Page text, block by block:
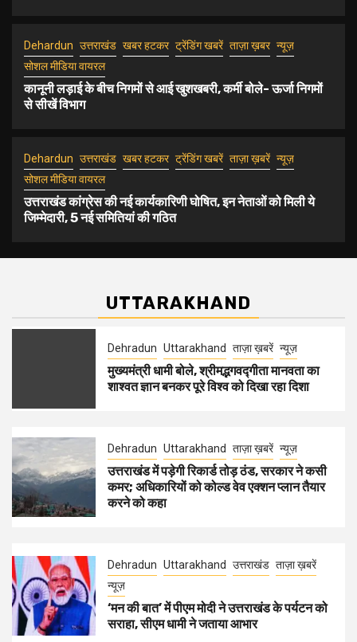
Dehardun उत्तराखंड खबर हटकर ट्रेंडिंग खबरें ताज़ा ख़बर न्यूज़
सोशल मीडिया वायरल
कानूनी लड़ाई के बीच निगमों से आई खुशखबरी, कर्मी बोले- ऊर्जा निगमों
से सीखें विभाग
Dehardun उत्तराखंड खबर हटकर ट्रेंडिंग खबरें ताज़ा ख़बरें न्यूज़
सोशल मीडिया वायरल
उत्तराखंड कांग्रेस की नई कार्यकारिणी घोषित, इन नेताओं को मिली ये
जिम्मेदारी, 5 नई समितियां की गठित
UTTARAKHAND
Dehradun Uttarakhand ताज़ा ख़बरें न्यूज़
मुख्यमंत्री धामी बोले, श्रीमद्भगवद्गीता मानवता का
शाश्वत ज्ञान बनकर पूरे विश्व को दिखा रहा दिशा
Dehradun Uttarakhand ताज़ा ख़बरें न्यूज़
उत्तराखंड में पड़ेगी रिकार्ड तोड़ ठंड, सरकार ने कसी
कमर; अधिकारियों को कोल्ड वेव एक्शन प्लान तैयार
करने को कहा
Dehradun Uttarakhand उत्तराखंड ताज़ा ख़बरें
न्यूज़
‘मन की बात’ में पीएम मोदी ने उत्तराखंड के पर्यटन को
सराहा, सीएम धामी ने जताया आभार